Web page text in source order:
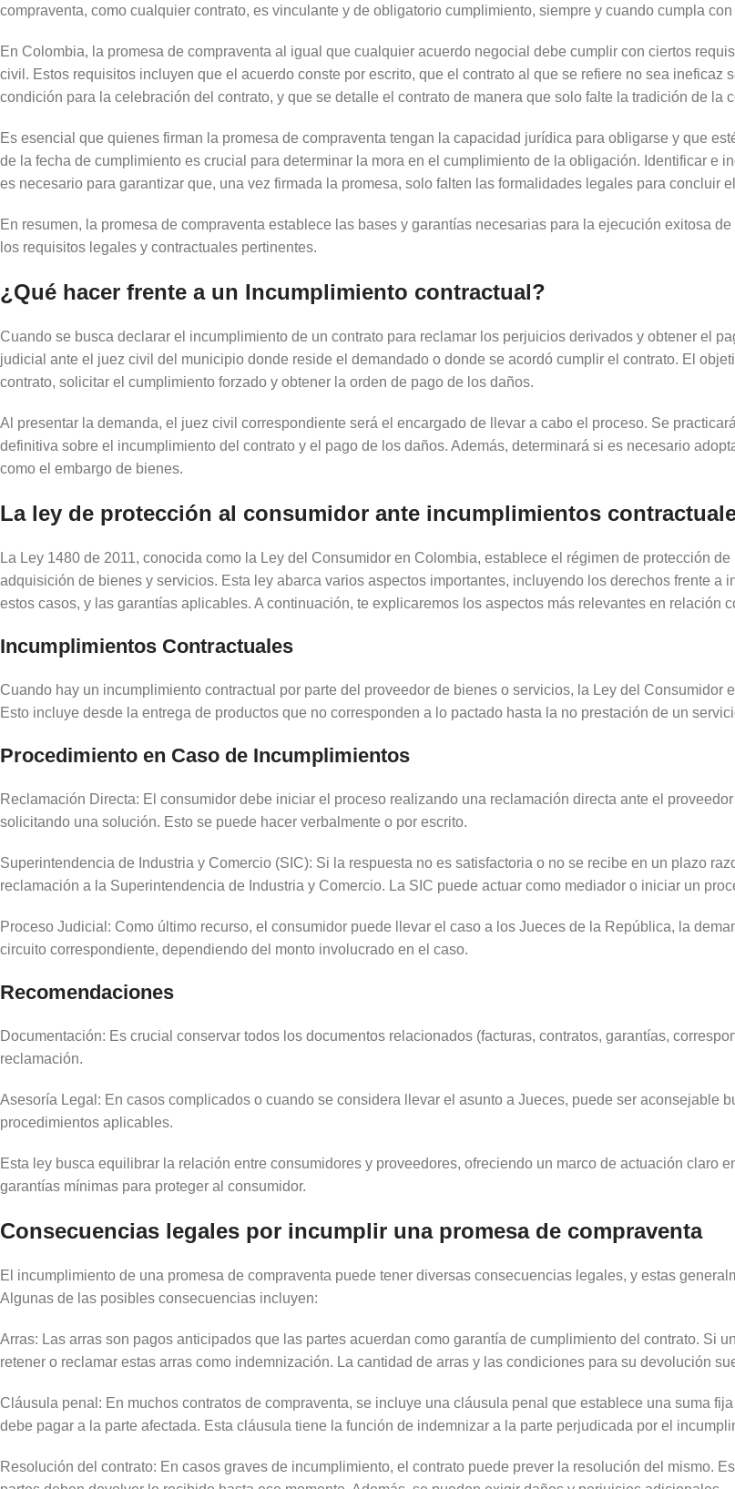
compraventa, como cualquier contrato, es vinculante y de obligatorio cumplimiento, siempre y cuando cumpla
En Colombia, la promesa de compraventa al igual que cualquier acuerdo negocial debe cumplir con ciertos
civil. Estos requisitos incluyen que el acuerdo conste por escrito, que el contrato al que se refiere no sea
condición para la celebración del contrato, y que se detalle el contrato de manera que solo falte la tradición de la
Es esencial que quienes firman la promesa de compraventa tengan la capacidad jurídica para obligarse y que
de la fecha de cumplimiento es crucial para determinar la mora en el cumplimiento de la obligación. Identificar e
es necesario para garantizar que, una vez firmada la promesa, solo falten las formalidades legales para concluir
En resumen, la promesa de compraventa establece las bases y garantías necesarias para la ejecución exitosa
los requisitos legales y contractuales pertinentes.
¿Qué hacer frente a un Incumplimiento contractual?
Cuando se busca declarar el incumplimiento de un contrato para reclamar los perjuicios derivados y obtener el
judicial ante el juez civil del municipio donde reside el demandado o donde se acordó cumplir el contrato. El
contrato, solicitar el cumplimiento forzado y obtener la orden de pago de los daños.
Al presentar la demanda, el juez civil correspondiente será el encargado de llevar a cabo el proceso. Se
definitiva sobre el incumplimiento del contrato y el pago de los daños. Además, determinará si es necesario
como el embargo de bienes.
La ley de protección al consumidor ante incumplimientos
La Ley 1480 de 2011, conocida como la Ley del Consumidor en Colombia, establece el régimen de protección
adquisición de bienes y servicios. Esta ley abarca varios aspectos importantes, incluyendo los derechos frente a
estos casos, y las garantías aplicables. A continuación, te explicaremos los aspectos más relevantes en relación
Incumplimientos Contractuales
Cuando hay un incumplimiento contractual por parte del proveedor de bienes o servicios, la Ley del Consumidor
Esto incluye desde la entrega de productos que no corresponden a lo pactado hasta la no prestación de un
Procedimiento en Caso de Incumplimientos
Reclamación Directa: El consumidor debe iniciar el proceso realizando una reclamación directa ante el
solicitando una solución. Esto se puede hacer verbalmente o por escrito.
Superintendencia de Industria y Comercio (SIC): Si la respuesta no es satisfactoria o no se recibe en un plazo
reclamación a la Superintendencia de Industria y Comercio. La SIC puede actuar como mediador o iniciar un
Proceso Judicial: Como último recurso, el consumidor puede llevar el caso a los Jueces de la República, la
circuito correspondiente, dependiendo del monto involucrado en el caso.
Recomendaciones
Documentación: Es crucial conservar todos los documentos relacionados (facturas, contratos, garantías,
reclamación.
Asesoría Legal: En casos complicados o cuando se considera llevar el asunto a Jueces, puede ser aconsejable
procedimientos aplicables.
Esta ley busca equilibrar la relación entre consumidores y proveedores, ofreciendo un marco de actuación claro
garantías mínimas para proteger al consumidor.
Consecuencias legales por incumplir una promesa de compraventa
El incumplimiento de una promesa de compraventa puede tener diversas consecuencias legales, y estas
Algunas de las posibles consecuencias incluyen:
Arras: Las arras son pagos anticipados que las partes acuerdan como garantía de cumplimiento del contrato. Si
retener o reclamar estas arras como indemnización. La cantidad de arras y las condiciones para su devolución
Cláusula penal: En muchos contratos de compraventa, se incluye una cláusula penal que establece una suma
debe pagar a la parte afectada. Esta cláusula tiene la función de indemnizar a la parte perjudicada por el
Resolución del contrato: En casos graves de incumplimiento, el contrato puede prever la resolución del mismo.